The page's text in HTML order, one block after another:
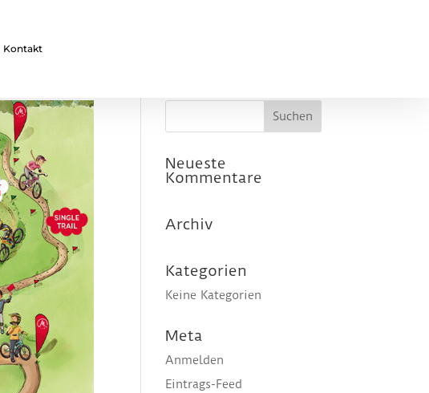
Kontakt
Neueste
Kommentare
Archiv
Kategorien
Keine Kategorien
Meta
Anmelden
Eintrags-Feed